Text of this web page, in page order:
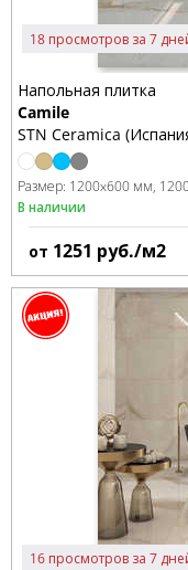
18 просмотров за 7
Напольная плитка
Camile
STN Ceramica
Размер: 1200x600 мм
В наличии
от 1251 руб./м2
16 просмотров за 7